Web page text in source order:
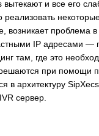
и все его
возникает проблема в
IP адресами —
там, где это
при помощи
в архитектуру
сервер.